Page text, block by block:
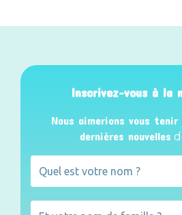
Inscrivez-vous à la
Nous aimerions vous tenir
dernières nouvelles